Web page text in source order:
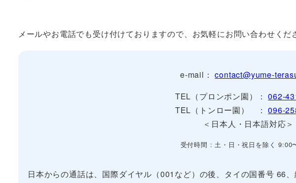
メールやお電話でも受け付けておりますので、お気軽にお問い合わせくだ
e-mail：contact@yume-
TEL（プロンポン園）：062-
TEL（トンロー園） ：096-
＜日本人・日本語対応＞
受付時間 : 土・日・祝日を除く 9:00
日本からの通話は、国際ダイヤル（001など）の後、タイの国番号 66